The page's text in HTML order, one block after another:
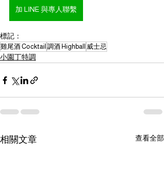
加 LINE 與專人聯繫
標記：
雞尾酒 Cocktail 調酒 Highball 威士忌
小園丁特調
相關文章 查看全部